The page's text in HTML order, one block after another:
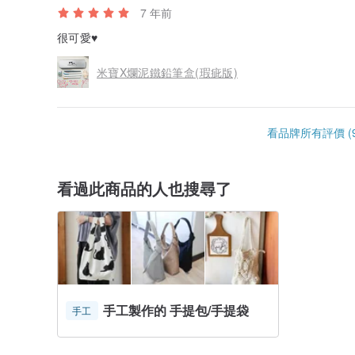
7 年前
很可愛♥
米寶X爛泥鐵鉛筆盒(瑕疵版)
看品牌所有評價
看過此商品的人也搜尋了
手工 手工製作的 手提包/手提袋